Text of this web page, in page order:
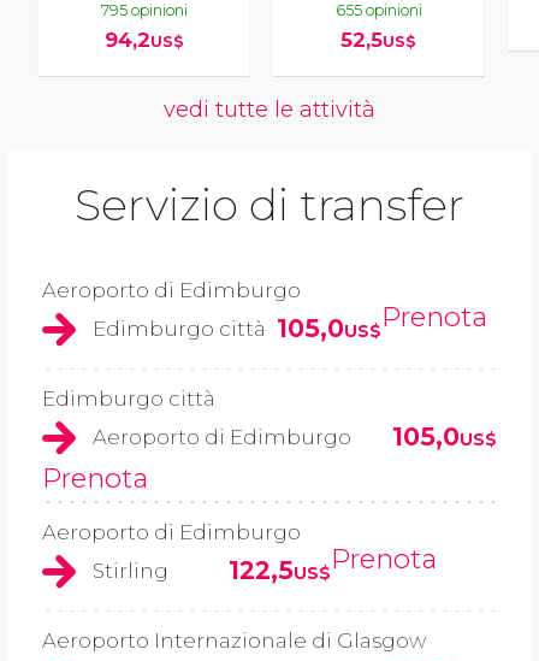
795 opinioni
94,2US$
655 opinioni
52,5US$
vedi tutte le attività
Servizio di transfer
Aeroporto di Edimburgo
Edimburgo città 105,0US$Prenota
Edimburgo città
Aeroporto di Edimburgo
105,0US$
Prenota
Aeroporto di Edimburgo
Stirling
122,5US$Prenota
Aeroporto Internazionale di Glasgow